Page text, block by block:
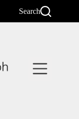
Search